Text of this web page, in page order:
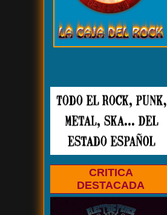
CRITICA
DESTACADA